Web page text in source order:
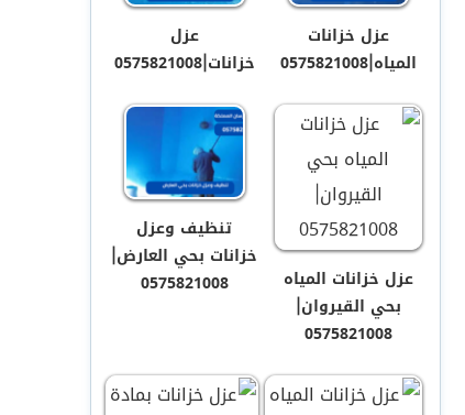
عزل خزانات
المياه|0575821008
عزل
خزانات|0575821008
عزل خزانات المياه
بحي القيروان|
0575821008
تنظيف وعزل
خزانات بحي العارض|
0575821008